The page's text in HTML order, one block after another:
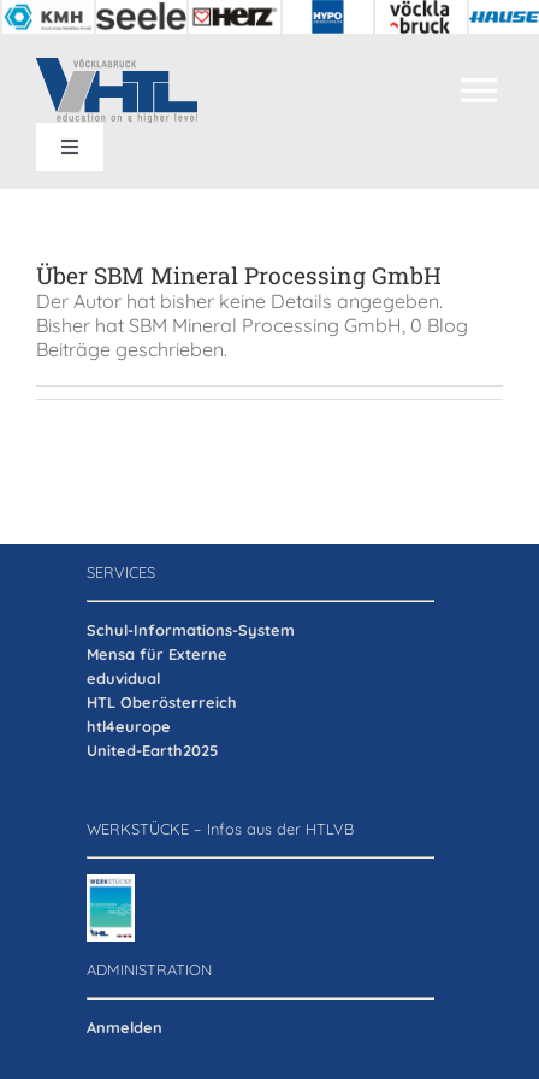
Zum
Inhalt
springen
Abteilungen
Bildungsangebot
Verein der Freunde
Absolventenverband
Toggle
Termine
Über SBM Mineral Processing GmbH
Der Autor hat bisher keine Details angegeben.
Bisher hat SBM Mineral Processing GmbH, 0 Blog
Beiträge geschrieben.
SERVICES
Schul-Informations-System
Mensa für Externe
eduvidual
HTL Oberösterreich
htl4europe
United-Earth2025
WERKSTÜCKE – Infos aus der HTLVB
ADMINISTRATION
Anmelden